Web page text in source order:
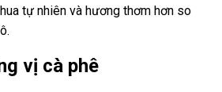
tự nhiên và hương thơm hơn so
vị cà phê